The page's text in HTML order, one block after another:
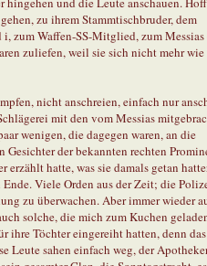
zu ihrem Stammtischbruder, dem
zum Waffen-SS-Mitglied, zum
zuliefen, weil sie sich nicht mehr
nicht anschreien, einfach nur
mit den vom Messias
wenigen, die dagegen waren, an die
der bekannten rechten
hatte, was sie damals getan
Viele Orden aus der Zeit; die
zu überwachen. Aber immer wieder
solche, die mich zum Kuchen
ihre Töchter eingereiht hatten, denn
Leute sahen einfach weg, der